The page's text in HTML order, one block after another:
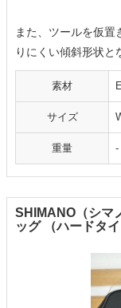
また、ツールを仮置
りにくい傾斜形状と
素材
サイズ
重量 -
SHIMANO（シマ
ッグ （ハードタイ